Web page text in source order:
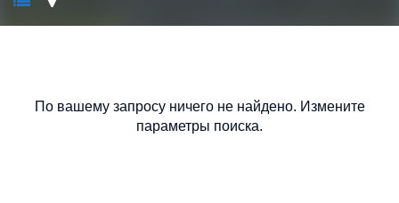
По вашему запросу ничего не найдено. Измените
параметры поиска.